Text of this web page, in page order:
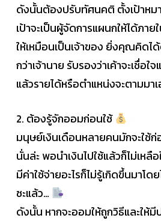
ดังนั้นต้องปรับทัศนคติ ตั้งเป้าหมา
เป้าจะเป็นผู้จัดการแผนกให้ได้ภ
ให้เหมือนเป็นเจ้าของ ยิ่งคุณคิด
กว่าเจ้านาย รับรองว่าเค้าจะเชื่อใ
แล้วรายได้หรือตำแหน่งจะตามมา
2. ต้องรู้จักออมก่อนใช้
มนุษย์เงินเดือนหลายคนมักจะใช้
นั่นล่ะ พอนำเงินไปใช้แล้วก็ไม่เหลื
มีค่าใช้จ่ายอะไรก็ไม่รู้เกิดขึ้นมาโ
ซะแล้ว…
ดังนั้น หากจะออมให้ถูกวิธีและใ